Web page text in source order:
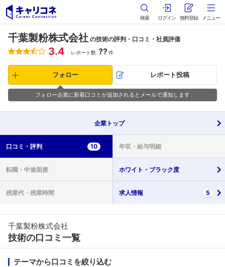
検索 ログイン 無料登録 メニュー
千葉製粉株式会社 の技術の評判・口コミ・社員評価
3.4 レポート数 ??件
フォロー レポート投稿
フォロー企業に新着口コミが追加されるとメールで通知します
企業 トップ
口コミ・ 評判 10 年収・ 給与明細
転職・ 中途面接 ホワイト・ ブラック度
残業代・ 残業時間 求人情報 5
千葉製粉株式会社
技術の口コミ一覧
テーマから口コミを絞り込む